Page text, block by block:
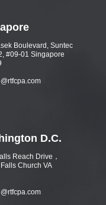
Boulevard, Suntec
#09-01 Singapore
D.C.
Reach Drive，
Church VA